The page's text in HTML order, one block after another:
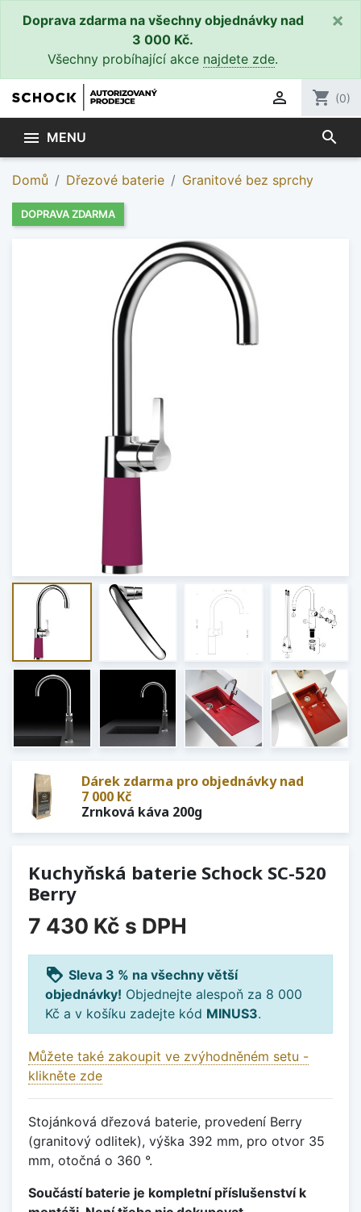
Doprava zdarma na všechny objednávky nad
3 000 Kč.
Všechny probíhající akce najdete zde.
×
 shopping_cart (0)
 MENU search
Domů Dřezové baterie Granitové bez sprchy
DOPRAVA ZDARMA
Dárek zdarma pro objednávky nad
7 000 Kč
Zrnková káva 200g
Kuchyňská baterie Schock SC-520
Berry
7 430 Kč s DPH
loyalty Sleva 3 % na všechny větší
objednávky! Objednejte alespoň za 8 000
Kč a v košíku zadejte kód MINUS3.
Můžete také zakoupit ve zvýhodněném setu -
klikněte zde
Stojánková dřezová baterie, provedení Berry
(granitový odlitek), výška 392 mm, pro otvor 35
mm, otočná o 360 °.
Součástí baterie je kompletní příslušenství k